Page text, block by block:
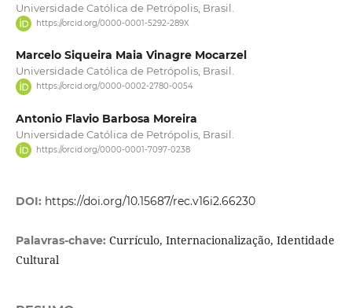
Universidade Católica de Petrópolis, Brasil.
https://orcid.org/0000-0001-5292-289X
Marcelo Siqueira Maia Vinagre Mocarzel
Universidade Católica de Petrópolis, Brasil.
https://orcid.org/0000-0002-2780-0054
Antonio Flavio Barbosa Moreira
Universidade Católica de Petrópolis, Brasil.
https://orcid.org/0000-0001-7097-0238
DOI: https://doi.org/10.15687/rec.v16i2.66230
Palavras-chave: Currículo, Internacionalização, Identidade
Cultural